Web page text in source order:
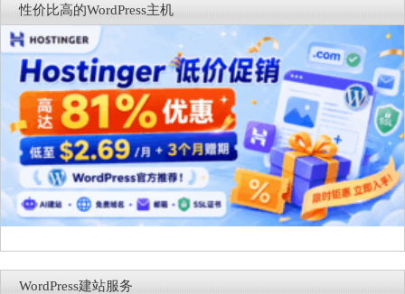
性价比高的WordPress主机
WordPress建站服务